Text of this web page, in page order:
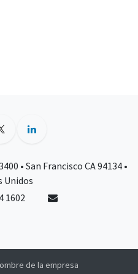
• San Francisco CA 94134 •
Unidos
1602
de la empresa